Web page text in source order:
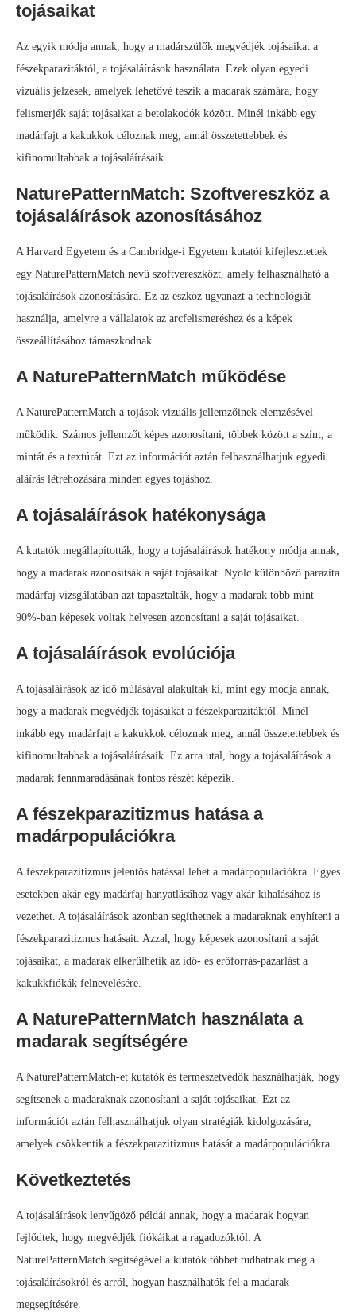
tojásaikat
Az egyik módja annak, hogy a madárszülők megvédjék tojásaikat a
fészekparazitáktól, a tojásaláírások használata. Ezek olyan egyedi
vizuális jelzések, amelyek lehetővé teszik a madarak számára, hogy
felismerjék saját tojásaikat a betolakodók között. Minél inkább egy
madárfajt a kakukkok céloznak meg, annál összetettebbek és
kifinomultabbak a tojásaláírásaik.
NaturePatternMatch: Szoftvereszköz a
tojásaláírások azonosításához
A Harvard Egyetem és a Cambridge-i Egyetem kutatói kifejlesztettek
egy NaturePatternMatch nevű szoftvereszközt, amely felhasználható a
tojásaláírások azonosítására. Ez az eszköz ugyanazt a technológiát
használja, amelyre a vállalatok az arcfelismeréshez és a képek
összeállításához támaszkodnak.
A NaturePatternMatch működése
A NaturePatternMatch a tojások vizuális jellemzőinek elemzésével
működik. Számos jellemzőt képes azonosítani, többek között a színt, a
mintát és a textúrát. Ezt az információt aztán felhasználhatjuk egyedi
aláírás létrehozására minden egyes tojáshoz.
A tojásaláírások hatékonysága
A kutatók megállapították, hogy a tojásaláírások hatékony módja annak,
hogy a madarak azonosítsák a saját tojásaikat. Nyolc különböző parazita
madárfaj vizsgálatában azt tapasztalták, hogy a madarak több mint
90%-ban képesek voltak helyesen azonosítani a saját tojásaikat.
A tojásaláírások evolúciója
A tojásaláírások az idő múlásával alakultak ki, mint egy módja annak,
hogy a madarak megvédjék tojásaikat a fészekparazitáktól. Minél
inkább egy madárfajt a kakukkok céloznak meg, annál összetettebbek és
kifinomultabbak a tojásaláírásaik. Ez arra utal, hogy a tojásaláírások a
madarak fennmaradásának fontos részét képezik.
A fészekparazitizmus hatása a
madárpopulációkra
A fészekparazitizmus jelentős hatással lehet a madárpopulációkra. Egyes
esetekben akár egy madárfaj hanyatlásához vagy akár kihalásához is
vezethet. A tojásaláírások azonban segíthetnek a madaraknak enyhíteni a
fészekparazitizmus hatásait. Azzal, hogy képesek azonosítani a saját
tojásaikat, a madarak elkerülhetik az idő- és erőforrás-pazarlást a
kakukkfiókák felnevelésére.
A NaturePatternMatch használata a
madarak segítségére
A NaturePatternMatch-et kutatók és természetvédők használhatják, hogy
segítsenek a madaraknak azonosítani a saját tojásaikat. Ezt az
információt aztán felhasználhatjuk olyan stratégiák kidolgozására,
amelyek csökkentik a fészekparazitizmus hatását a madárpopulációkra.
Következtetés
A tojásaláírások lenyűgöző példái annak, hogy a madarak hogyan
fejlődtek, hogy megvédjék fiókáikat a ragadozóktól. A
NaturePatternMatch segítségével a kutatók többet tudhatnak meg a
tojásaláírásokról és arról, hogyan használhatók fel a madarak
megsegítésére.